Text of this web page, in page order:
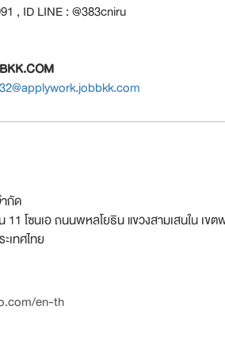
, ID LINE : @383cniru
กัด
11 โซนเอ ถนนพหลโยธิน แขวงสามเสนใน เข
เทศไทย
en-th